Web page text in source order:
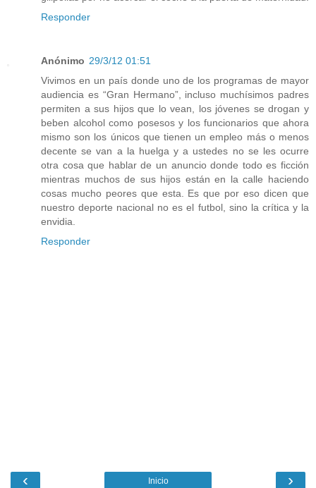
Responder
Anónimo 29/3/12 01:51
Vivimos en un país donde uno de los programas de mayor
audiencia es “Gran Hermano”, incluso muchísimos padres
permiten a sus hijos que lo vean, los jóvenes se drogan y
beben alcohol como posesos y los funcionarios que ahora
mismo son los únicos que tienen un empleo más o menos
decente se van a la huelga y a ustedes no se les ocurre
otra cosa que hablar de un anuncio donde todo es ficción
mientras muchos de sus hijos están en la calle haciendo
cosas mucho peores que esta. Es que por eso dicen que
nuestro deporte nacional no es el futbol, sino la crítica y la
envidia.
Responder
‹ ›
Inicio